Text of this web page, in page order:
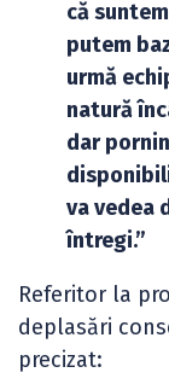
că
putem
urmă
natură
dar
va vedea
întregi.”
Referitor la
deplasări
precizat: